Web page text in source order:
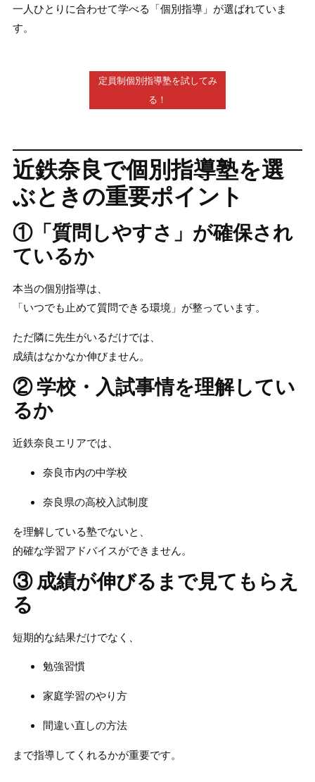
一人ひとりに合わせて学べる「個別指導」 が選ばれていま
す。
定員制個別指導塾を試してみ
る！
近鉄奈良で個別指導塾を選
ぶときの重要ポイント
①「質問しやすさ」が確保され
ているか
本当の個別指導は、
「いつでも止めて質問できる環境」が整っています。
ただ隣に先生がいるだけでは、
成績はなかなか伸びません。
② 学校・入試事情を理解してい
るか
近鉄奈良エリアでは、
奈良市内の中学校
奈良県の高校入試制度
を理解している塾でないと、
的確な学習アドバイスができません。
③ 成績が伸びるまで見てもらえ
る
短期的な結果だけでなく、
勉強習慣
家庭学習のやり方
間違い直しの方法
まで指導してくれるかが重要です。